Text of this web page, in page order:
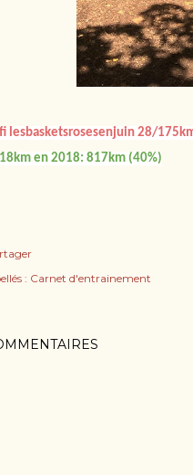
lesbasketsrosesenjuin 28/
en 2018: 817km (40%)
: Carnet d'entrainement